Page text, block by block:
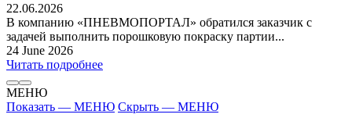
22.06.2026
В компанию «ПНЕВМОПОРТАЛ» обратился заказчик с
задачей выполнить порошковую покраску партии...
24 June 2026
Читать подробнее
МЕНЮ
Показать — МЕНЮ Скрыть — МЕНЮ